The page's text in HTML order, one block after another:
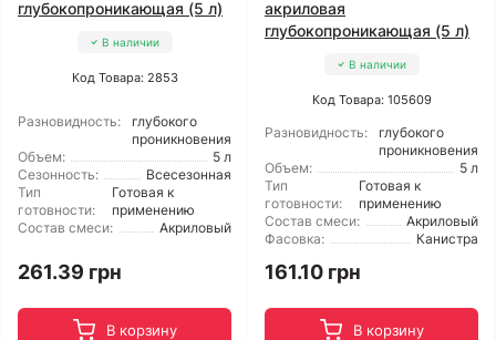
глубокопроникающая (5 л)
В наличии
Код Товара: 2853
Разновидность:
глубокого
проникновения
Объем:
5 л
Сезонность:
Всесезонная
Тип
готовности:
Готовая к
применению
Состав смеси:
Акриловый
261.39 грн
В корзину
акриловая
глубокопроникающая (5 л)
В наличии
Код Товара: 105609
Разновидность:
глубокого
проникновения
Объем:
5 л
Тип
готовности:
Готовая к
применению
Состав смеси:
Акриловый
Фасовка:
Канистра
161.10 грн
В корзину